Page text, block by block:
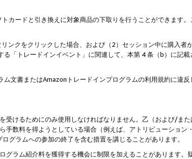
カードと引き換えに対象商品の下取りを行うことができます
ンクをクリックした場合、および（2）セッション中に購入者
「トレードインイベント」に関連して、本第 4 条（b）に記
文書またはAmazonトレードインプログラムの利用規約に違
受けるためにのみ使用しなければなりません。乙（および/ま
数料を得ようとしている場合（例えば、アトリビューション
グラムへの参加の終了を含む措置を講じることがあります。
ラム紹介料を獲得する機会に制限を加えることがあります。